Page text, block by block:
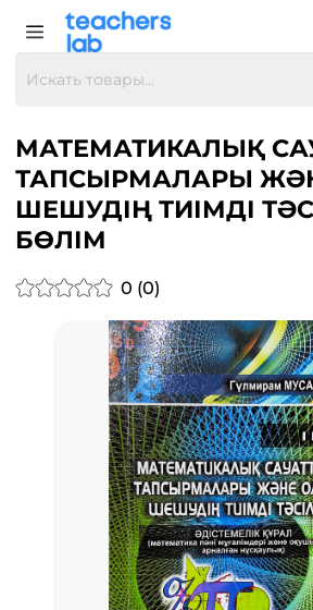
МАТЕМАТИКАЛЫҚ
ТАПСЫРМАЛАРЫ
ШЕШУДІҢ ТИІМДІ
БӨЛІМ
0 (0)